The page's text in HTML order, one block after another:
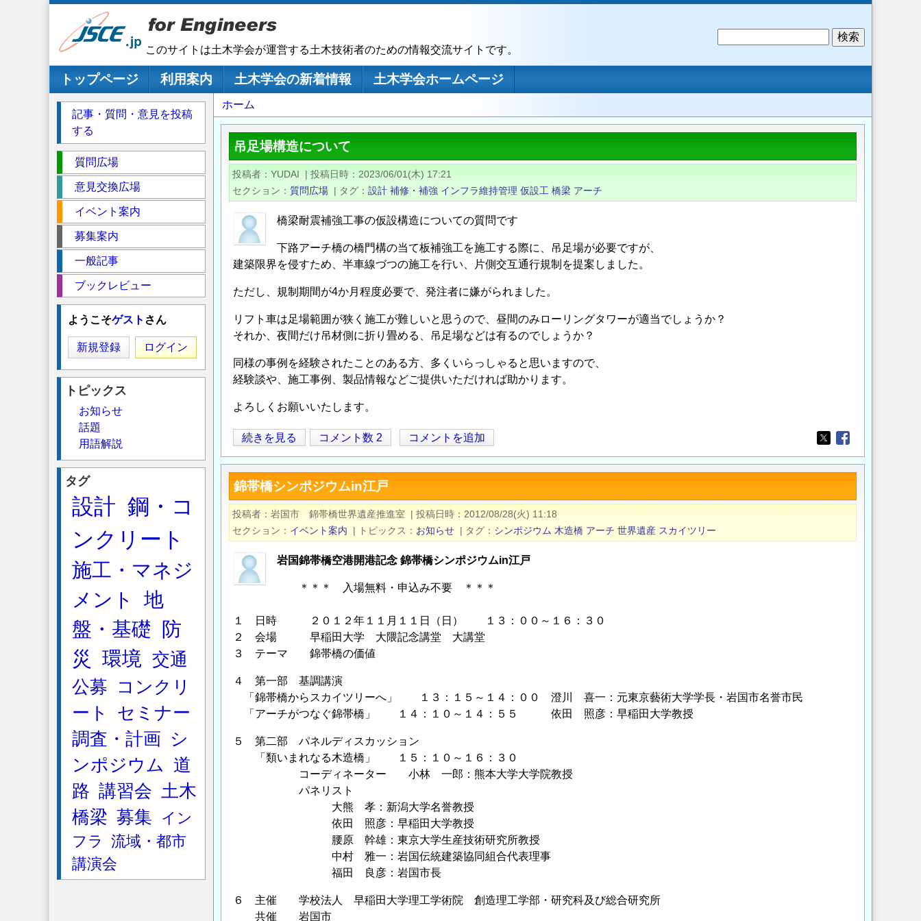
このサイトは土木学会が運営する土木技術者のための情報交流サイトです。
メインナビゲーション
トップページ 利用案内 土木学会の新着情報
土木学会ホームページ
パ
ン
ず
ホーム
吊足場構造について
投稿者 YUDAI | 投稿日時
2023/06/01(木) 17:21
セクション
質問広場 | タグ 設計 補修・補強 インフラ維持管理 仮設工 橋梁 アーチ
橋梁耐震補強工事の仮設構造についての質問です
下路アーチ橋の橋門構の当て板補強工を施工する際に、吊足場が必要ですが、
建築限界を侵すため、半車線づつの施工を行い、片側交互通行規制を提案しました。
ただし、規制期間が4か月程度必要で、発注者に嫌がられました。
リフト車は足場範囲が狭く施工が難しいと思うので、昼間のみローリングタワーが適当でしょうか？
それか、夜間だけ吊材側に折り畳める、吊足場などは有るのでしょうか？
同様の事例を経験されたことのある方、多くいらっしゃると思いますので、
経験談や、施工事例、製品情報などご提供いただければ助かります。
よろしくお願いいたします。
吊
足
場
構
造
つ
い
て
続きを見る コメント数 2 コメントを追加
Opens in a new
Opens in a new
錦帯橋シンポジウムin江戸
投稿者 岩国市 錦帯橋世界遺産推進室 | 投稿日時
2012/08/28(火) 11:18
セクション
イベント案内 | トピックス お知らせ | タグ シンポジウム 木造橋 アーチ 世界遺産 スカイツリー
岩国錦帯橋空港開港記念 錦帯橋シンポジウムin江戸
＊＊＊ 入場無料・申込み不要 ＊＊＊
１ 日時 ２０１２年１１月１１日（日） １３：００～１６：３０
２ 会場 早稲田大学 大隈記念講堂 大講堂
３ テーマ 錦帯橋の価値
４ 第一部 基調講演
「錦帯橋からスカイツリーへ」 １３：１５～１４：００ 澄川 喜一：元東京藝術大学学長・岩国市名誉市民
「アーチがつなぐ錦帯橋」 １４：１０～１４：５５ 依田 照彦：早稲田大学教授
５ 第二部 パネルディスカッション
「類いまれなる木造橋」 １５：１０～１６：３０
コーディネーター 小林 一郎：熊本大学大学院教授
パネリスト
大熊 孝：新潟大学名誉教授
依田 照彦：早稲田大学教授
腰原 幹雄：東京大学生産技術研究所教授
中村 雅一：岩国伝統建築協同組合代表理事
福田 良彦：岩国市長
６ 主催 学校法人 早稲田大学理工学術院 創造理工学部・研究科及び総合研究所
共催 岩国市
記事・質問・意見を投稿
する
ク
シ
質問広場
意見交換広場
イベント案内
募集案内
一般記事
ブックレビュー
ようこそゲスト さん
新規登録 ログイン
トピックス
お知らせ
話題
用語解説
タグ
設計 鋼・コ
ンクリート
施工・マネジ
メント
地
盤・基礎
防
災
環境 交通
公募
コンクリ
ート
セミナー
調査・計画
シ
ンポジウム 道
路 講習会 土木
橋梁 募集
イン
フラ
流域・都市
講演会